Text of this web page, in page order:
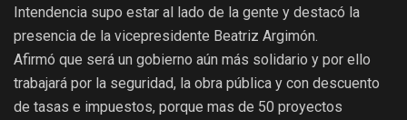
Intendencia supo estar al lado de la gente y destacó la
presencia de la vicepresidente Beatriz Argimón.
Afirmó que será un gobierno aún más solidario y por ello
trabajará por la seguridad, la obra pública y con descuento
de tasas e impuestos, porque mas de 50 proyectos